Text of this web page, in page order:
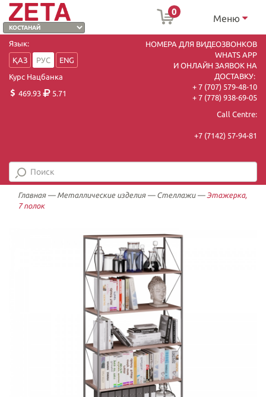
0
Меню
Язык:
ҚАЗ
РУС
ENG
Курс Нацбанка
469.93
5.71
НОМЕРА ДЛЯ ВИДЕОЗВОНКОВ
WHATS APP
И ОНЛАЙН ЗАЯВОК НА
ДОСТАВКУ:
+ 7 (707) 579-48-10
+ 7 (778) 938-69-05
Call Centre:
+7 (7142) 57-94-81
Главная— Металлические изделия— Стеллажи— Этажерка,
7 полок